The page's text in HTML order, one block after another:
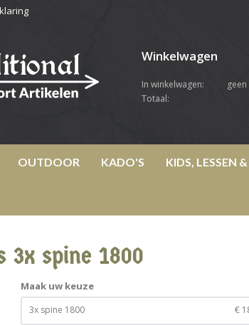
Winkelwagen
In winkelwagen:
Totaal:
OUTDOOR KADO'S KIDS, LESSEN
3x spine 1800
Maak uw keuze
3x spine 1800 €